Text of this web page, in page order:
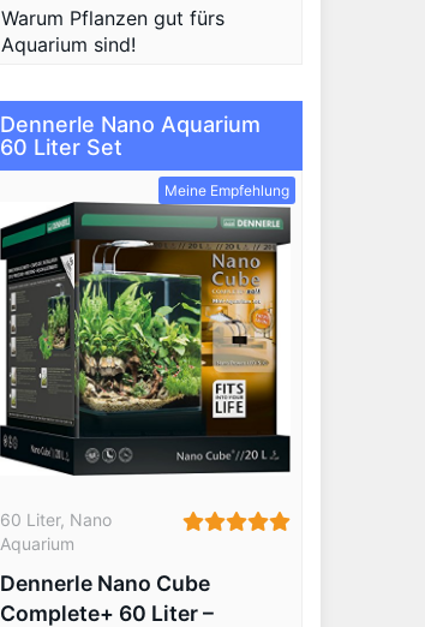
Warum Pflanzen gut fürs
Aquarium sind!
Dennerle Nano Aquarium
60 Liter Set
Meine Empfehlung
60 Liter, Nano
Aquarium
Dennerle Nano Cube
Complete+ 60 Liter –